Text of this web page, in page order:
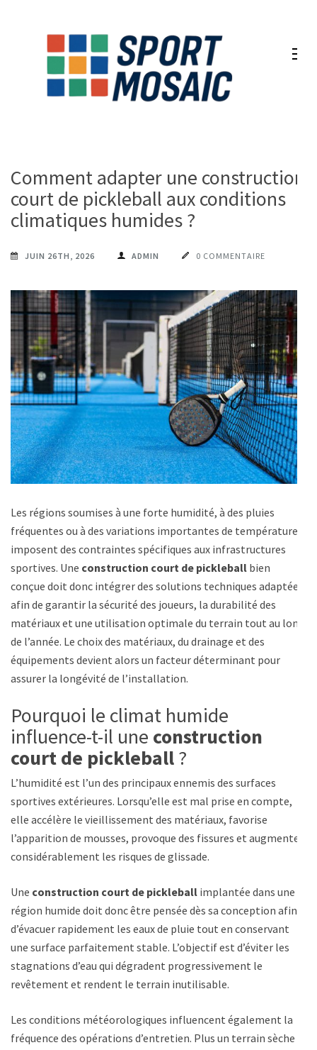
Comment adapter une construction
court de pickleball aux conditions
climatiques humides ?
JUIN 26TH, 2026 ADMIN 0 COMMENTAIRE
Les régions soumises à une forte humidité, à des pluies
fréquentes ou à des variations importantes de température
imposent des contraintes spécifiques aux infrastructures
sportives. Une construction court de pickleball bien
conçue doit donc intégrer des solutions techniques adaptées
afin de garantir la sécurité des joueurs, la durabilité des
matériaux et une utilisation optimale du terrain tout au long
de l’année. Le choix des matériaux, du drainage et des
équipements devient alors un facteur déterminant pour
assurer la longévité de l’installation.
Pourquoi le climat humide
influence-t-il une construction
court de pickleball?
L’humidité est l’un des principaux ennemis des surfaces
sportives extérieures. Lorsqu’elle est mal prise en compte,
elle accélère le vieillissement des matériaux, favorise
l’apparition de mousses, provoque des fissures et augmente
considérablement les risques de glissade.
Une construction court de pickleball implantée dans une
région humide doit donc être pensée dès sa conception afin
d’évacuer rapidement les eaux de pluie tout en conservant
une surface parfaitement stable. L’objectif est d’éviter les
stagnations d’eau qui dégradent progressivement le
revêtement et rendent le terrain inutilisable.
Les conditions météorologiques influencent également la
fréquence des opérations d’entretien. Plus un terrain sèche